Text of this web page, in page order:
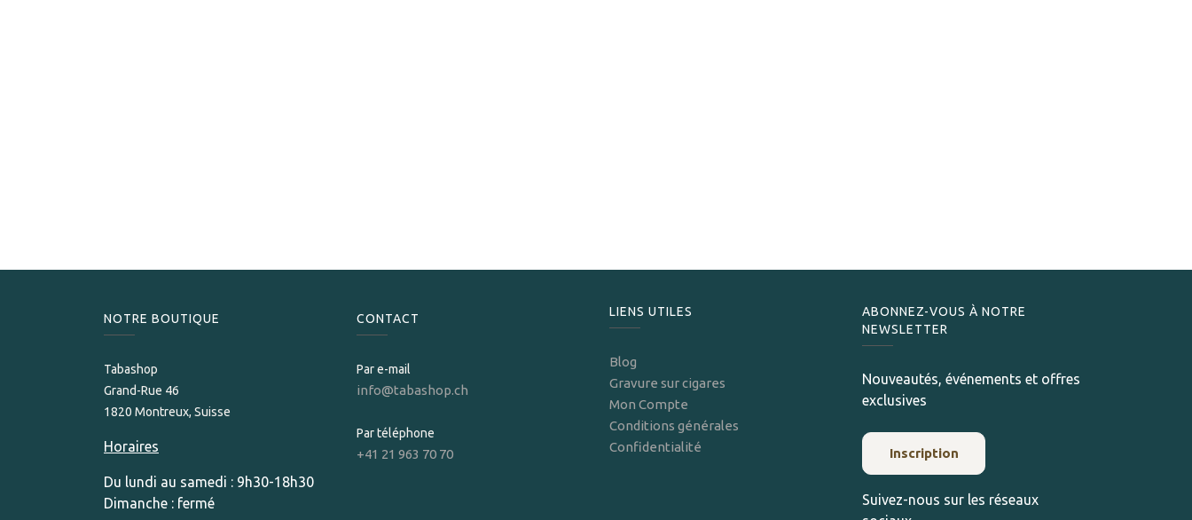
NOTRE BOUTIQUE
Tabashop
Grand-Rue 46
1820 Montreux, Suisse
Horaires
Du lundi au samedi : 9h30-18h30
Dimanche : fermé
CONTACT
Par e-mail
info@tabashop.ch
Par téléphone
+41 21 963 70 70
LIENS UTILES
Blog
Gravure sur cigares
Mon Compte
Conditions générales
Confidentialité
ABONNEZ-VOUS À NOTRE
NEWSLETTER
Nouveautés, événements et offres
exclusives
Inscription
Suivez-nous sur les réseaux